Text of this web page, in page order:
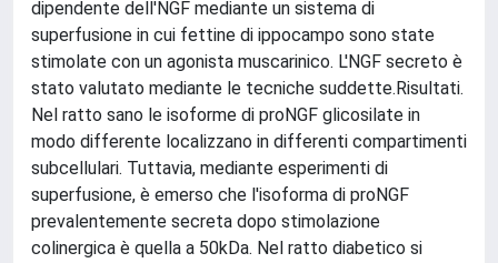
dipendente dell'NGF mediante un sistema di
superfusione in cui fettine di ippocampo sono state
stimolate con un agonista muscarinico. L'NGF secreto è
stato valutato mediante le tecniche suddette.Risultati.
Nel ratto sano le isoforme di proNGF glicosilate in
modo differente localizzano in differenti compartimenti
subcellulari. Tuttavia, mediante esperimenti di
superfusione, è emerso che l'isoforma di proNGF
prevalentemente secreta dopo stimolazione
colinergica è quella a 50kDa. Nel ratto diabetico si